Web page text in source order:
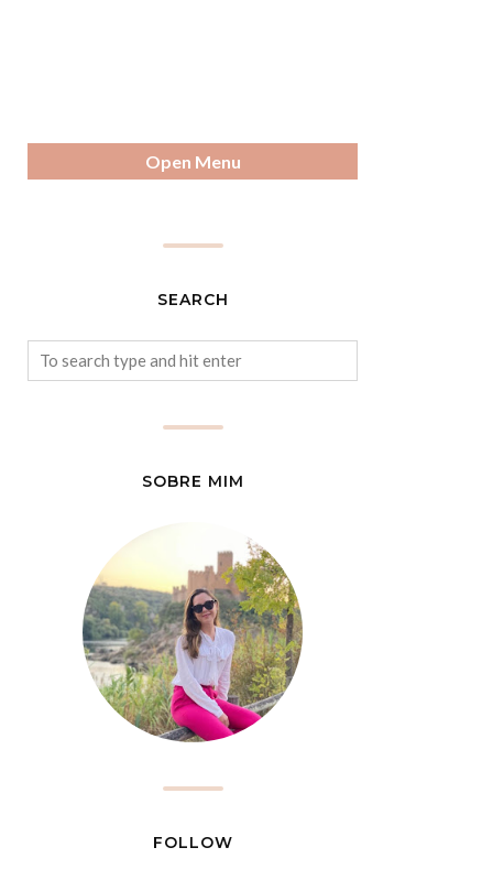
Open Menu
SEARCH
SOBRE MIM
FOLLOW